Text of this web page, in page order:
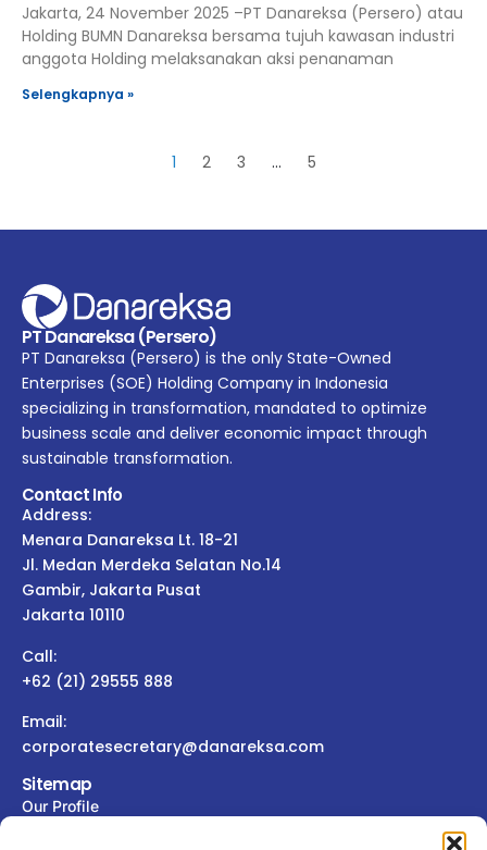
Jakarta, 24 November 2025 –PT Danareksa (Persero) atau
Holding BUMN Danareksa bersama tujuh kawasan industri
anggota Holding melaksanakan aksi penanaman
Selengkapnya »
1 2 3 … 5
PT Danareksa (Persero)
PT Danareksa (Persero) is the only State-Owned
Enterprises (SOE) Holding Company in Indonesia
specializing in transformation, mandated to optimize
business scale and deliver economic impact through
sustainable transformation.
Contact Info
Address:
Menara Danareksa Lt. 18-21
Jl. Medan Merdeka Selatan No.14
Gambir, Jakarta Pusat
Jakarta 10110
Call:
+62 (21) 29555 888
Email:
corporatesecretary@danareksa.com
Sitemap
Our Profile